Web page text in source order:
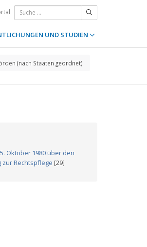
UND STUDIEN
(nach Staaten geordnet)
Oktober 1980 über den
Rechtspflege [29]